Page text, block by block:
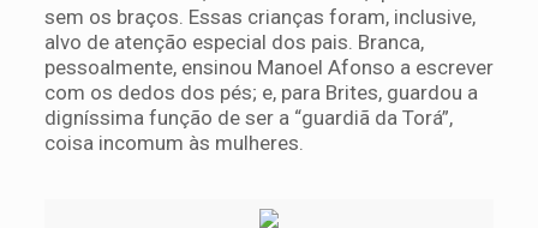
sem os braços. Essas crianças foram, inclusive,
alvo de atenção especial dos pais. Branca,
pessoalmente, ensinou Manoel Afonso a escrever
com os dedos dos pés; e, para Brites, guardou a
digníssima função de ser a “guardiã da Torá”,
coisa incomum às mulheres.